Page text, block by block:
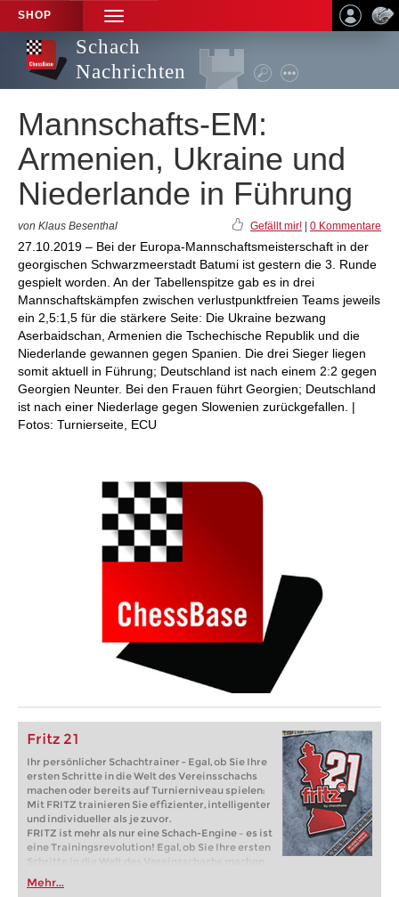
SHOP
TOGGLE
NAVIGATION
Schach
Nachrichten
Mannschafts-EM:
Armenien, Ukraine und
Niederlande in Führung
von Klaus Besenthal Gefällt mir! 0 Kommentare
27.10.2019 – Bei der Europa-Mannschaftsmeisterschaft in der
georgischen Schwarzmeerstadt Batumi ist gestern die 3. Runde
gespielt worden. An der Tabellenspitze gab es in drei
Mannschaftskämpfen zwischen verlustpunktfreien Teams jeweils
ein 2,5:1,5 für die stärkere Seite: Die Ukraine bezwang
Aserbaidschan, Armenien die Tschechische Republik und die
Niederlande gewannen gegen Spanien. Die drei Sieger liegen
somit aktuell in Führung; Deutschland ist nach einem 2:2 gegen
Georgien Neunter. Bei den Frauen führt Georgien; Deutschland
ist nach einer Niederlage gegen Slowenien zurückgefallen. |
Fotos: Turnierseite, ECU
Fritz 21
Ihr persönlicher Schachtrainer - Egal, ob Sie Ihre
ersten Schritte in die Welt des Vereinsschachs
machen oder bereits auf Turnierniveau spielen:
Mit FRITZ trainieren Sie effizienter, intelligenter
und individueller als je zuvor.
FRITZ ist mehr als nur eine Schach-Engine – es ist
eine Trainingsrevolution! Egal, ob Sie Ihre ersten
Schritte in die Welt des Vereinsschachs machen
oder bereits auf Turnierniveau spielen: Mit
FRITZ trainieren Sie effizienter, intelligenter und
Mehr...